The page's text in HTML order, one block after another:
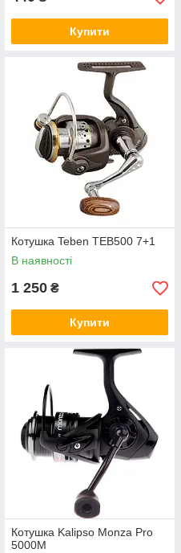
Купити
Котушка Teben TEB500 7+1
В наявності
1 250 ₴
Купити
Котушка Kalipso Monza Pro
5000M